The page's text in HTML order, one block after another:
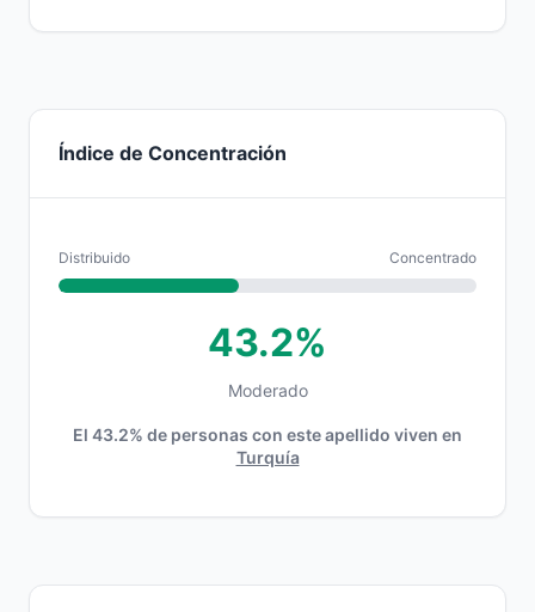
Índice de Concentración
Distribuido Concentrado
43.2%
Moderado
El 43.2% de personas con este apellido viven en
Turquía